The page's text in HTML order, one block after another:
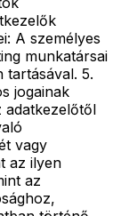
A személyes
munkatársai
tartásával. 5.
jogainak
adatkezelőtől
vagy
az ilyen
az